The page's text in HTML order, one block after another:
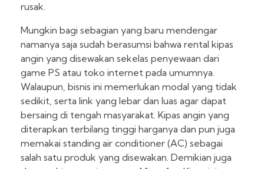
rusak.
Mungkin bagi sebagian yang baru mendengar
namanya saja sudah berasumsi bahwa rental kipas
angin yang disewakan sekelas penyewaan dari
game PS atau toko internet pada umumnya.
Walaupun, bisnis ini memerlukan modal yang tidak
sedikit, serta link yang lebar dan luas agar dapat
bersaing di tengah masyarakat. Kipas angin yang
diterapkan terbilang tinggi harganya dan pun juga
memakai standing air conditioner (AC) sebagai
salah satu produk yang disewakan. Demikian juga